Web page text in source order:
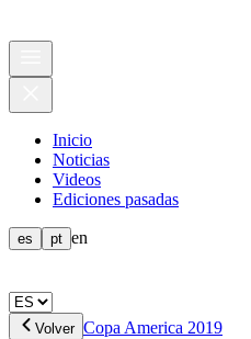
Inicio
Noticias
Videos
Ediciones pasadas
es pt en
Volver Copa America 2019